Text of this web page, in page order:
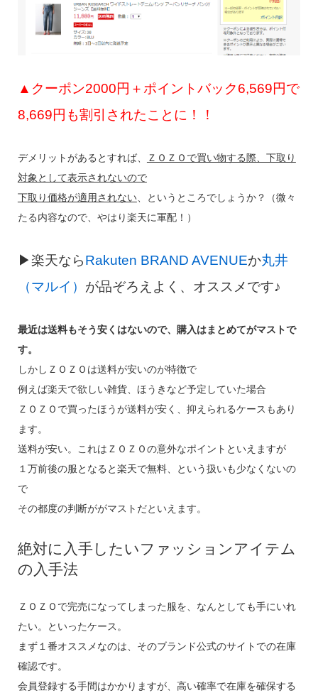
▲クーポン2000円＋ポイントバック6,569円で
8,669円も割引されたことに！！
デメリットがあるとすれば、
ＺＯＺＯで買い物する際、下取り
対象として表示されないので
下取り価格が適用されない、というところでしょうか？（微々
たる内容なので、やはり楽天に軍配！）
▶楽天ならRakuten BRAND AVENUEか丸井
（マルイ） が品ぞろえよく、 オススメです♪
最近は送料もそう安くはないので、購入はまとめてがマストで
す。
しかしＺＯＺＯは送料が安いのが特徴で
例えば楽天で欲しい雑貨、ほうきなど予定していた場合
ＺＯＺＯで買ったほうが送料が安く、抑えられるケースもあり
ます。
送料が安い。これはＺＯＺＯの意外なポイントといえますが
１万前後の服となると楽天で無料、という扱いも少なくないの
で
その都度の判断ががマストだといえます。
絶対に入手したいファッションアイテム
の入手法
ＺＯＺＯで完売になってしまった服を、なんとしても手にいれ
たい。といったケース。
まず１番オススメなのは、そのブランド公式のサイトでの在庫
確認です。
会員登録する手間はかかりますが、高い確率で在庫を確保する